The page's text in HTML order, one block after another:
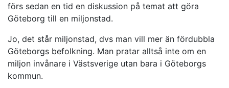
förs sedan en tid en diskussion på temat att göra
Göteborg till en miljonstad.
Jo, det står miljonstad, dvs man vill mer än fördubbla
Göteborgs befolkning. Man pratar alltså inte om en
miljon invånare i Västsverige utan bara i Göteborgs
kommun.